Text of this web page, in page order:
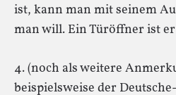
ist, kann man mit seinem
man will. Ein Türöffner ist
4. (noch als weitere
beispielsweise der